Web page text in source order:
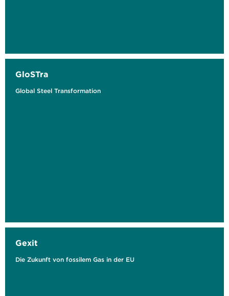
GloSTra
Global Steel Transformation
Gexit
Die Zukunft von fossilem Gas in der EU